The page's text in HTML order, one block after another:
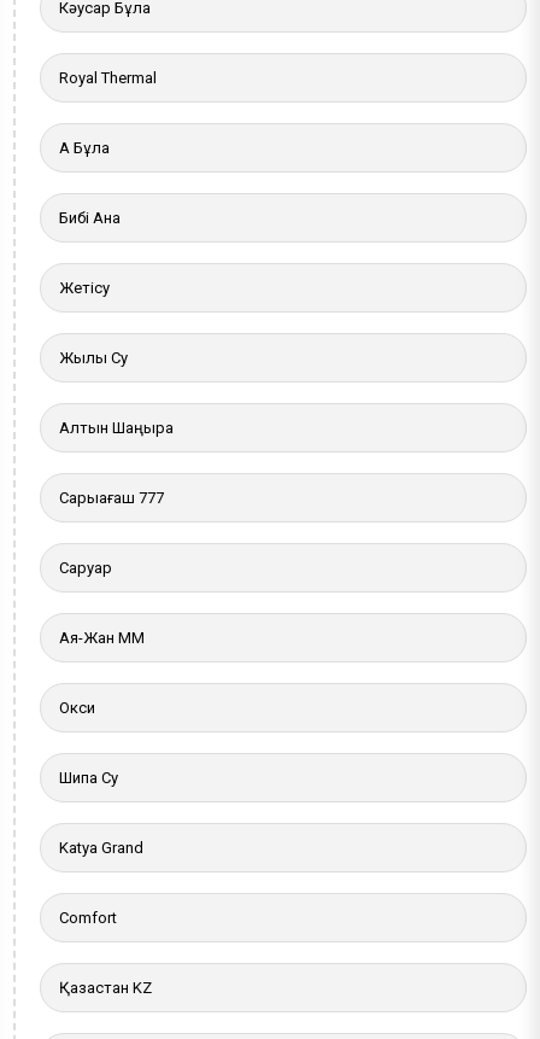
Кәусар Бұлақ
Royal Thermal
Ақ Бұлақ
Бибі Ана
Жетісу
Жылы Су
Алтын Шаңырақ
Сарыағаш 777
Саруар
Ая-Жан ММ
Окси
Шипа Су
Katya Grand
Comfort
Қазақстан KZ